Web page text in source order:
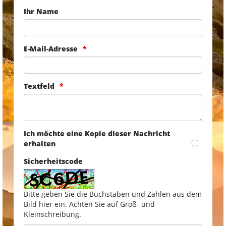
Ihr Name
E-Mail-Adresse
Textfeld
Ich möchte eine Kopie dieser Nachricht
erhalten
Sicherheitscode
Bitte geben Sie die Buchstaben und Zahlen aus dem
Bild hier ein. Achten Sie auf Groß- und
Kleinschreibung.